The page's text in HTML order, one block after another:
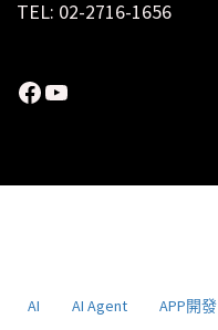
TEL: 02-2716-1656
Facebook
YouTube
AI AI Agent APP開發